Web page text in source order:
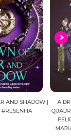
|
A DROGA DA
QUADRINHOS |
FELIPE PAN,
MARIANE